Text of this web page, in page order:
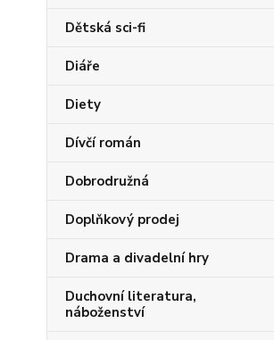
Dětská sci-fi
Diáře
Diety
Dívčí román
Dobrodružná
Doplňkový prodej
Drama a divadelní hry
Duchovní literatura,
náboženství